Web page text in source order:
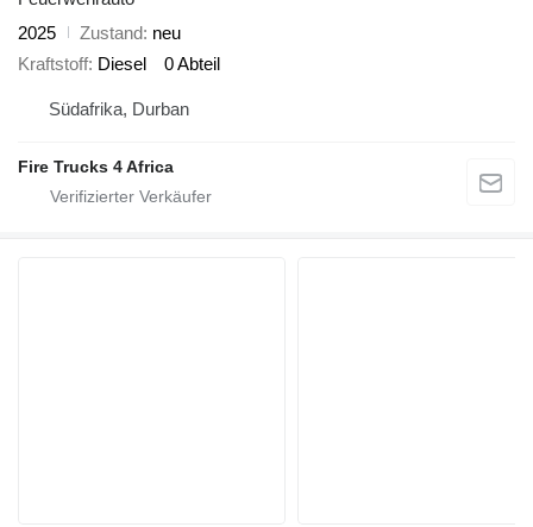
2025
Zustand neu
Kraftstoff Diesel 0 Abteil
Südafrika, Durban
Fire Trucks 4 Africa